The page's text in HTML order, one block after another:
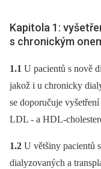
Kapitola 1:
s chronickým
1.1 U pacientů s nově
jakož i u chronicky
se doporučuje
LDL -⁠ a HDL-
1.2 U většiny pacientů
dialyzovaných a